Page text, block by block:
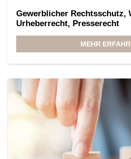
Gewerblicher Rechtsschutz,
Urheberrecht, Presserecht
MEHR